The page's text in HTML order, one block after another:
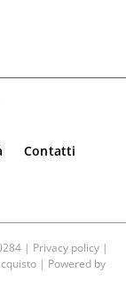
Contatti
| Privacy policy |
| Powered by